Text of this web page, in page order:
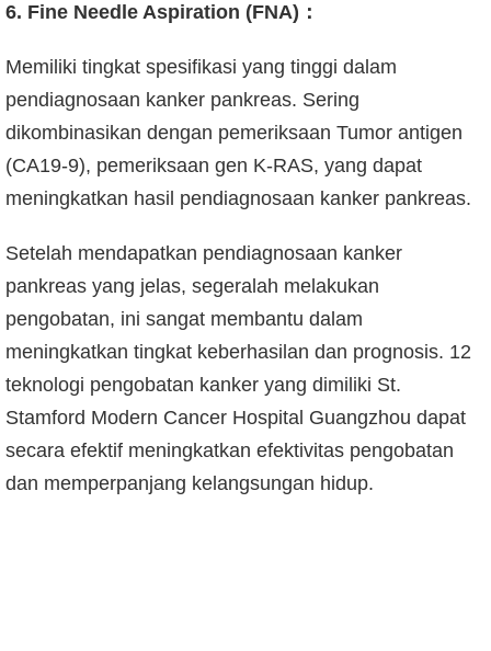
6. Fine Needle Aspiration (FNA)：
Memiliki tingkat spesifikasi yang tinggi dalam
pendiagnosaan kanker pankreas. Sering
dikombinasikan dengan pemeriksaan Tumor antigen
(CA19-9), pemeriksaan gen K-RAS, yang dapat
meningkatkan hasil pendiagnosaan kanker pankreas.
Setelah mendapatkan pendiagnosaan kanker
pankreas yang jelas, segeralah melakukan
pengobatan, ini sangat membantu dalam
meningkatkan tingkat keberhasilan dan prognosis. 12
teknologi pengobatan kanker yang dimiliki St.
Stamford Modern Cancer Hospital Guangzhou dapat
secara efektif meningkatkan efektivitas pengobatan
dan memperpanjang kelangsungan hidup.